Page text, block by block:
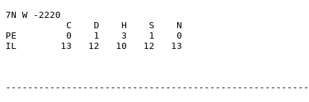
7N W -2220
           C    D    H    S    N
PE         0    1    3    1    0
IL        13   12   10   12   13